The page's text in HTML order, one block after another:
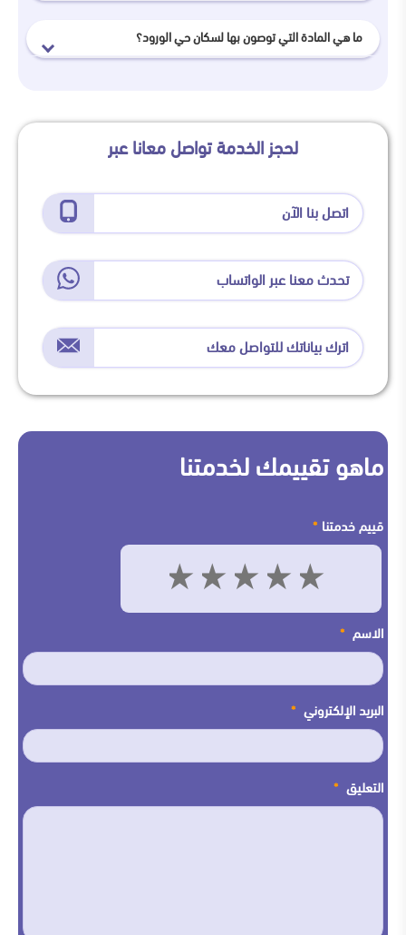
ما هي المادة التي توصون بها لسكان حي الورود؟
لحجز الخدمة تواصل معانا عبر
اتصل بنا الآن
تحدث معنا عبر الواتساب
اترك بياناتك للتواصل معك
ماهو تقييمك لخدمتنا
قييم خدمتنا *
4 3 2 1
الاسم *
البريد الإلكتروني *
التعليق *